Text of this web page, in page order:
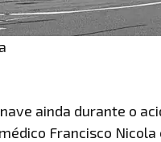
ainda durante o
Francisco